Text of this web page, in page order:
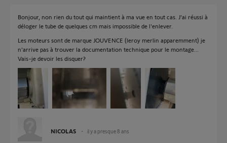
Bonjour, non rien du tout qui maintient à ma vue en tout cas. J'ai réussi à
déloger le tube de quelques cm mais impossible de l'enlever.
Les moteurs sont de marque JOUVENCE (leroy merlin apparemment) je
n'arrive pas à trouver la documentation technique pour le montage...
Vais-je devoir les disquer?
NICOLAS il y a presque 8 ans